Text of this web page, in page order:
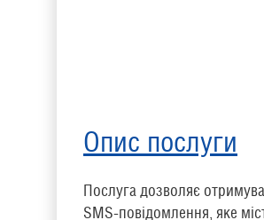
Опис послуги
Послуга дозволяє
SMS-повідомлення, яке